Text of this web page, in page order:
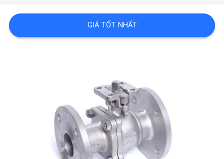
LIÊN
GIÁ TỐT NHẤT